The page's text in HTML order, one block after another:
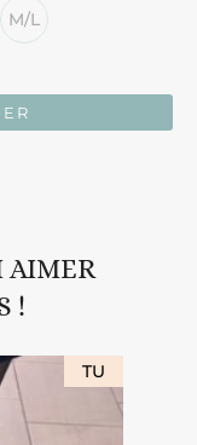
M/L
AIMER
!
TU